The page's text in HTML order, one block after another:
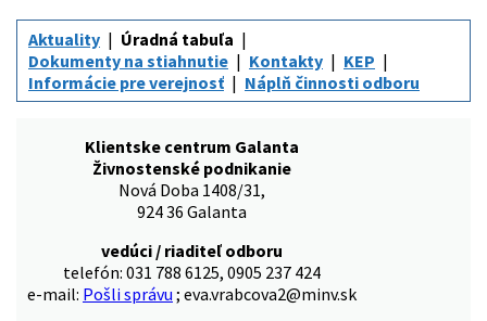
Aktuality
Úradná tabuľa
Dokumenty na stiahnutie
Kontakty
KEP
Informácie pre verejnosť
Náplň činnosti odboru
Klientske centrum Galanta
Živnostenské podnikanie
Nová Doba 1408/31,
924 36 Galanta
vedúci / riaditeľ odboru
telefón: 031 788 6125, 0905 237 424
e-mail: Pošli správu ; eva.vrabcova2@minv.sk